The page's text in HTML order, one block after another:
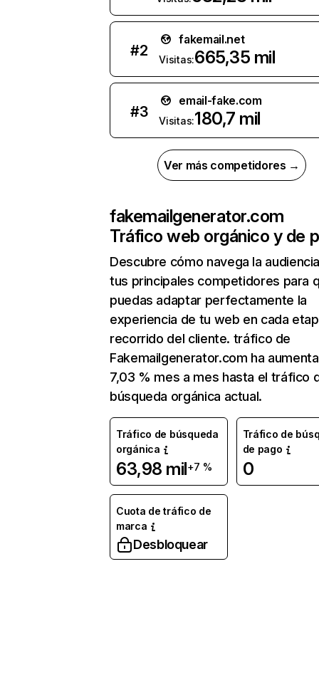
#2
fakemail.net
Visitas:665,35 mil
#3
email-fake.com
Visitas:180,7 mil
Ver más competidores →
fakemailgenerator.com
Tráfico web orgánico y de
Descubre cómo navega la
tus principales competidores para
puedas adaptar perfectamente la
experiencia de tu web en cada
recorrido del cliente. tráfico de
Fakemailgenerator.com ha
7,03 % mes a mes hasta el tráfico
búsqueda orgánica actual.
Tráfico de búsqueda
orgánica
63,98 mil+7 %
Tráfico de
de pago
0
Cuota de tráfico de
marca
Desbloquear